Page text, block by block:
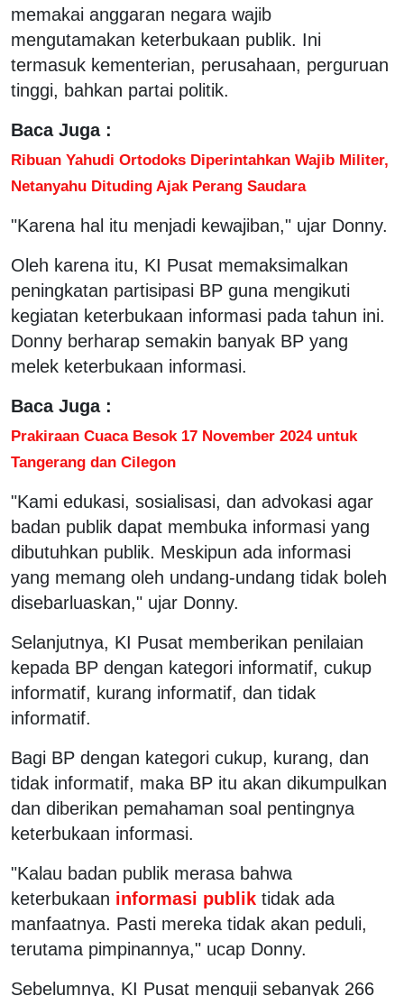
memakai anggaran negara wajib
mengutamakan keterbukaan publik. Ini
termasuk kementerian, perusahaan, perguruan
tinggi, bahkan partai politik.
Baca Juga :
Ribuan Yahudi Ortodoks Diperintahkan Wajib Militer,
Netanyahu Dituding Ajak Perang Saudara
"Karena hal itu menjadi kewajiban," ujar Donny.
Oleh karena itu, KI Pusat memaksimalkan
peningkatan partisipasi BP guna mengikuti
kegiatan keterbukaan informasi pada tahun ini.
Donny berharap semakin banyak BP yang
melek keterbukaan informasi.
Baca Juga :
Prakiraan Cuaca Besok 17 November 2024 untuk
Tangerang dan Cilegon
"Kami edukasi, sosialisasi, dan advokasi agar
badan publik dapat membuka informasi yang
dibutuhkan publik. Meskipun ada informasi
yang memang oleh undang-undang tidak boleh
disebarluaskan," ujar Donny.
Selanjutnya, KI Pusat memberikan penilaian
kepada BP dengan kategori informatif, cukup
informatif, kurang informatif, dan tidak
informatif.
Bagi BP dengan kategori cukup, kurang, dan
tidak informatif, maka BP itu akan dikumpulkan
dan diberikan pemahaman soal pentingnya
keterbukaan informasi.
"Kalau badan publik merasa bahwa
keterbukaan informasi publik tidak ada
manfaatnya. Pasti mereka tidak akan peduli,
terutama pimpinannya," ucap Donny.
Sebelumnya, KI Pusat menguji sebanyak 266